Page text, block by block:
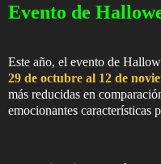
Evento de
Este año, el evento de
29 de octubre al 12 de
más reducidas en
emocionantes características